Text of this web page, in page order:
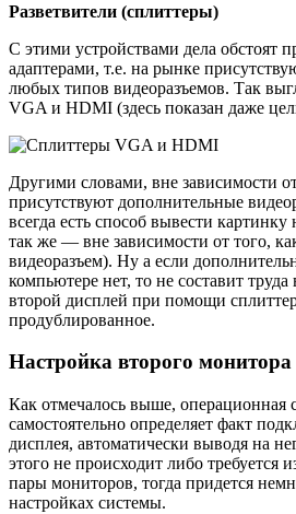
Разветвители (сплиттеры)
С этими устройствами дела обстоят
адаптерами, т.е. на рынке
любых типов видеоразъемов. Так
VGA и HDMI (здесь показан даже
Другими словами, вне зависимости
присутствуют дополнительные
всегда есть способ вывести
так же — вне зависимости от того,
видеоразъем). Ну а если
компьютере нет, то не составит
второй дисплей при помощи
продублированное.
Настройка второго монитора
Как отмечалось выше, операционная
самостоятельно определяет факт
дисплея, автоматически выводя на
этого не происходит либо требуется
пары мониторов, тогда придется
настройках системы.